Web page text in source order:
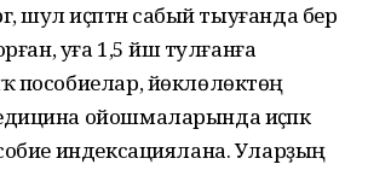
шул иҫәптән сабый тыуғанда бер
уға 1,5 йәш тулғанға
пособиелар, йөклөлөктөң
ойошмаларында иҫәпкә
индексациялана. Уларҙың